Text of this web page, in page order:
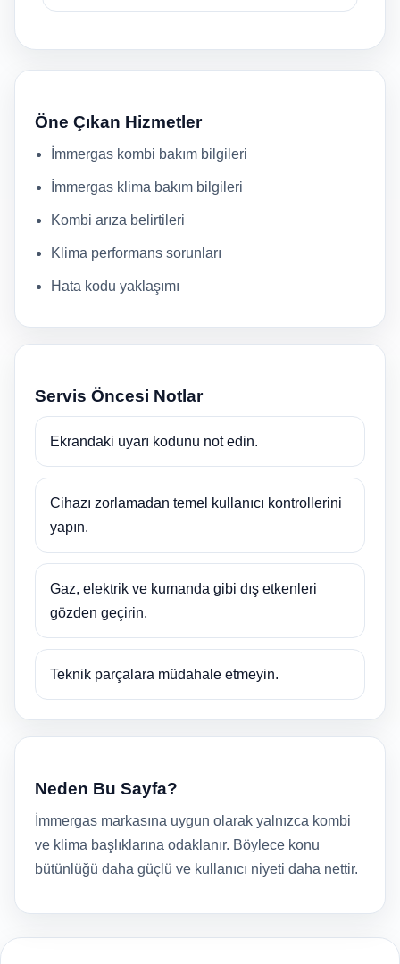
Öne Çıkan Hizmetler
İmmergas kombi bakım bilgileri
İmmergas klima bakım bilgileri
Kombi arıza belirtileri
Klima performans sorunları
Hata kodu yaklaşımı
Servis Öncesi Notlar
Ekrandaki uyarı kodunu not edin.
Cihazı zorlamadan temel kullanıcı kontrollerini
yapın.
Gaz, elektrik ve kumanda gibi dış etkenleri
gözden geçirin.
Teknik parçalara müdahale etmeyin.
Neden Bu Sayfa?
İmmergas markasına uygun olarak yalnızca kombi
ve klima başlıklarına odaklanır. Böylece konu
bütünlüğü daha güçlü ve kullanıcı niyeti daha nettir.